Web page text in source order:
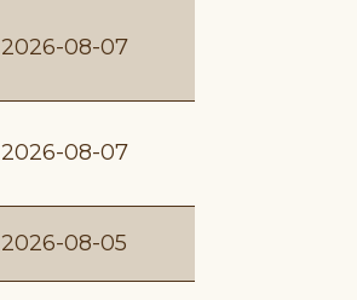
2026-08-07
2026-08-07
2026-08-05